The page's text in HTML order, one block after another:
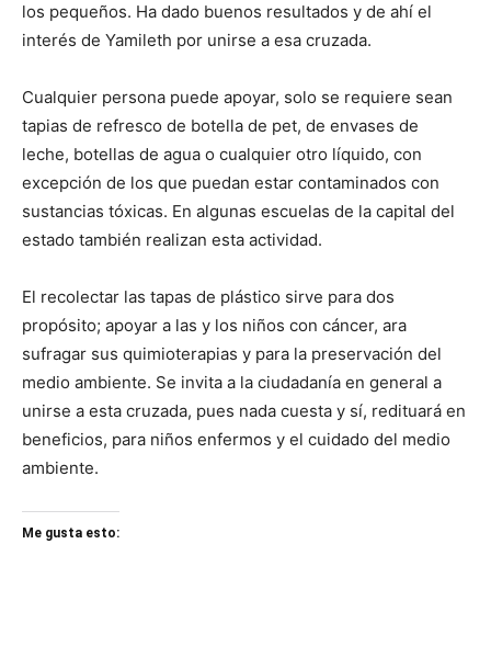
los pequeños. Ha dado buenos resultados y de ahí el
interés de Yamileth por unirse a esa cruzada.
Cualquier persona puede apoyar, solo se requiere sean
tapias de refresco de botella de pet, de envases de
leche, botellas de agua o cualquier otro líquido, con
excepción de los que puedan estar contaminados con
sustancias tóxicas. En algunas escuelas de la capital del
estado también realizan esta actividad.
El recolectar las tapas de plástico sirve para dos
propósito; apoyar a las y los niños con cáncer, ara
sufragar sus quimioterapias y para la preservación del
medio ambiente. Se invita a la ciudadanía en general a
unirse a esta cruzada, pues nada cuesta y sí, redituará en
beneficios, para niños enfermos y el cuidado del medio
ambiente.
Me gusta esto: